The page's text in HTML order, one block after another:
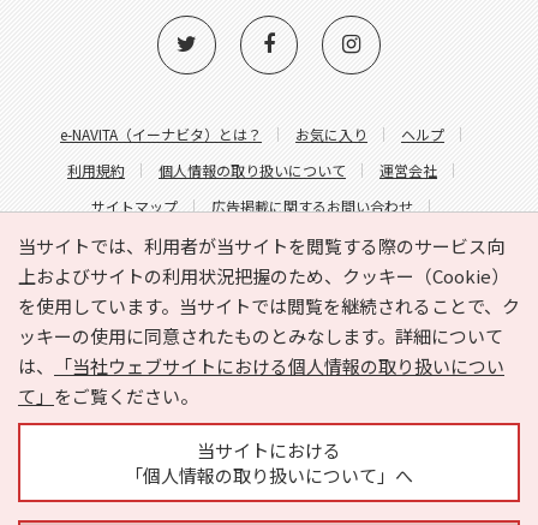
当サイトでは、利用者が当サイトを閲覧する際のサービス向
上およびサイトの利用状況把握のため、クッキー（Cookie）
を使用しています。当サイトでは閲覧を継続されることで、ク
ッキーの使用に同意されたものとみなします。詳細について
は、
「当社ウェブサイトにおける個人情報の取り扱いについ
て」 をご覧ください。
当サイトにおける
「個人情報の取り扱いについて」へ
e-NAVITA（イーナビタ）とは？ お気に入り
ヘルプ
利用規約
個人情報の取り扱いについて
運営会社
サイトマップ
広告掲載に関するお問い合わせ
サイトの内容に関するお問い合わせ
Copyright © HYOJITO.Co.,Ltd. All Rights Reserved.